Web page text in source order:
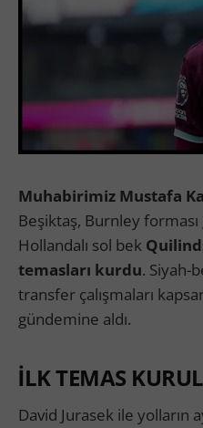
Muhabirimiz Mustafa
Beşiktaş, Burnley forması
Hollandalı sol bek
temasları kurdu. Siyah-
transfer çalışmaları
gündemine aldı.
İLK TEMAS
David Jurasek ile yolların